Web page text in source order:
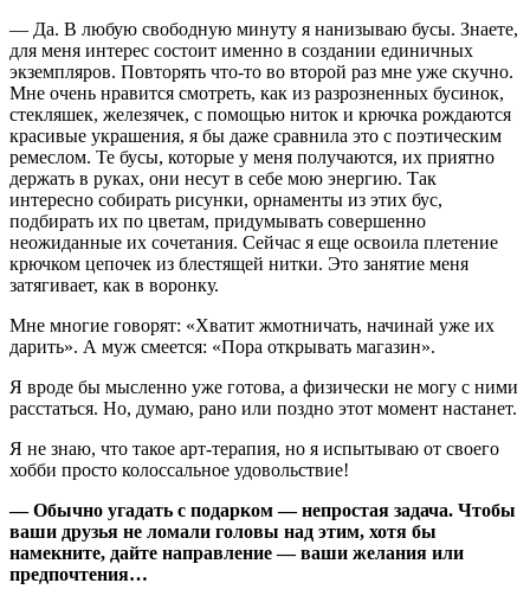
— Да. В любую свободную минуту я нанизываю бусы. Знаете,
для меня интерес состоит именно в создании единичных
экземпляров. Повторять что-то во второй раз мне уже скучно.
Мне очень нравится смотреть, как из разрозненных бусинок,
стекляшек, железячек, с помощью ниток и крючка рождаются
красивые украшения, я бы даже сравнила это с поэтическим
ремеслом. Те бусы, которые у меня получаются, их приятно
держать в руках, они несут в себе мою энергию. Так
интересно собирать рисунки, орнаменты из этих бус,
подбирать их по цветам, придумывать совершенно
неожиданные их сочетания. Сейчас я еще освоила плетение
крючком цепочек из блестящей нитки. Это занятие меня
затягивает, как в воронку.
Мне многие говорят: «Хватит жмотничать, начинай уже их
дарить». А муж смеется: «Пора открывать магазин».
Я вроде бы мысленно уже готова, а физически не могу с ними
расстаться. Но, думаю, рано или поздно этот момент настанет.
Я не знаю, что такое арт-терапия, но я испытываю от своего
хобби просто колоссальное удовольствие!
— Обычно угадать с подарком — непростая задача. Чтобы
ваши друзья не ломали головы над этим, хотя бы
намекните, дайте направление — ваши желания или
предпочтения…